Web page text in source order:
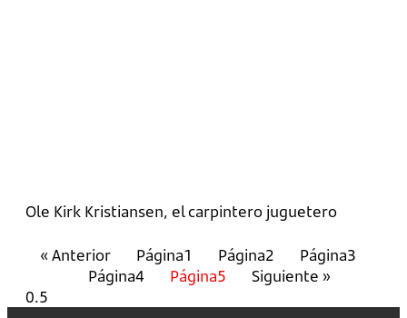
Ole Kirk Kristiansen, el carpintero juguetero
« Anterior Página1 Página2 Página3
Página4 Página5 Siguiente »